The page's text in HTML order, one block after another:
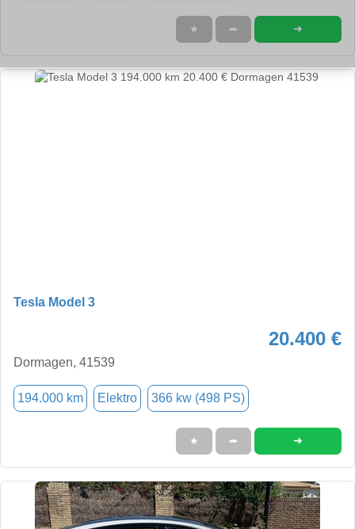
★ ➦ ➜
Tesla Model 3
20.400 €
Dormagen, 41539
194.000 km Elektro 366 kw (498 PS)
★ ➦ ➜